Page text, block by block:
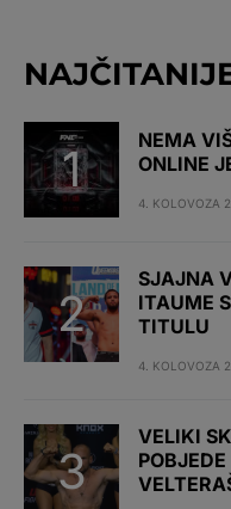
NEMA
ONLINE
4. KOLOVOZA
SJAJNA
ITAUME
TITULU
4. KOLOVOZA
VELIKI